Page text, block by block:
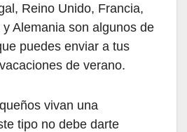
Reino Unido, Francia,
Alemania son algunos de
puedes enviar a tus
de verano.
vivan una
tipo no debe darte